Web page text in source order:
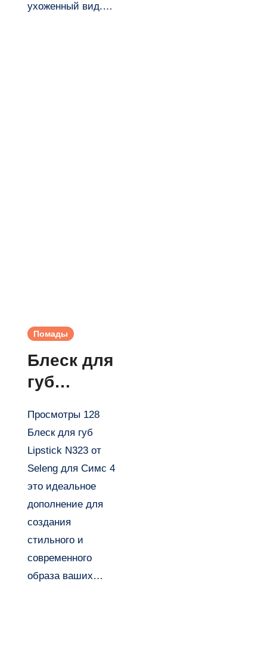
ухоженный вид.…
Помады
Блеск для
губ
N323 от
Seleng
для Симс
4
Просмотры 128
Блеск для губ
Lipstick N323 от
Seleng для Симс 4
это идеальное
дополнение для
создания
стильного и
современного
образа ваших…